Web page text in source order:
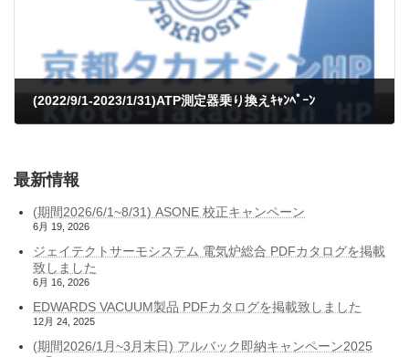
(2022/9/1-2023/1/31)ATP測定器乗り換えｷｬﾝﾍﾟｰﾝ
最新情報
(期間2026/6/1~8/31) ASONE 校正キャンペーン
6月 19, 2026
ジェイテクトサーモシステム 電気炉総合 PDFカタログを掲載
致しました
6月 16, 2026
EDWARDS VACUUM製品 PDFカタログを掲載致しました
12月 24, 2025
(期間2026/1月~3月末日) アルバック即納キャンペーン2025